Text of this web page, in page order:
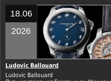
18.06
2026
Ludovic Ballouard
Ludovic Ballouard